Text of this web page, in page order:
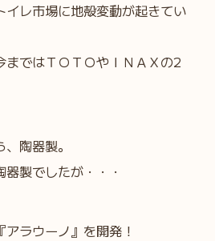
イレ市場に地殻変動が起きてい
まではＴＯＴＯやＩＮＡＸの2
陶器製。
製でしたが・・・
ラウーノ』を開発！